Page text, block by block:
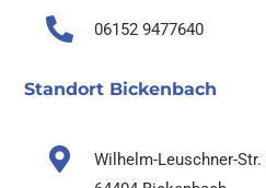
 06152 9477640
Standort Bickenbach

Wilhelm-Leuschner-Str.